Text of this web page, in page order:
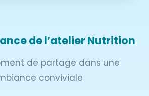
de l’atelier Nutrition
de partage dans une
conviviale